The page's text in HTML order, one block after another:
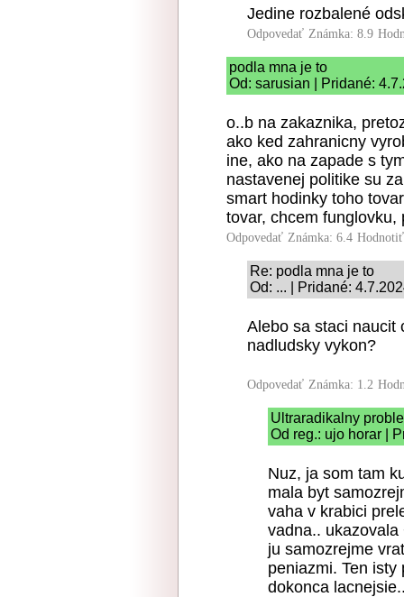
Jedine rozbalené
Odpovedať Známka: 8.9
podla mna je to
Od: sarusian | Pridané:
o..b na zakaznika,
ako ked zahranicny
ine, ako na zapade s
nastavenej politike su
smart hodinky toho
tovar, chcem funglovku,
Odpovedať Známka: 6.4
Re: podla mna je to
Od: ... | Pridané:
Alebo sa staci naucit
nadludsky vykon?
Odpovedať Známka: 1.2
Ultraradikalny
Od reg.: ujo horar |
Nuz, ja som tam
mala byt
vaha v krabici
vadna..
ju samozrejme
peniazmi. Ten
dokonca